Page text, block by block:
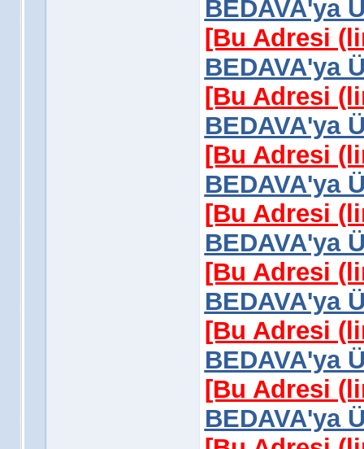
BEDAVA'ya
[Bu Adresi
BEDAVA'ya
[Bu Adresi
BEDAVA'ya
[Bu Adresi
BEDAVA'ya
[Bu Adresi
BEDAVA'ya
[Bu Adresi
BEDAVA'ya
[Bu Adresi
BEDAVA'ya
[Bu Adresi
BEDAVA'ya